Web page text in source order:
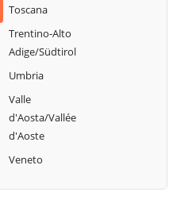
Puegnago del
Garda
Quinzano d'Oglio
Remedello
Rezzato
Roccafranca
Roncadelle
Toscana
Trentino-Alto
Adige/Südtirol
Umbria
Valle
d'Aosta/Vallée
d'Aoste
Veneto